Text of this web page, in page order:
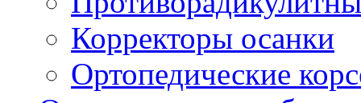
Корректоры осанки
Ортопедические